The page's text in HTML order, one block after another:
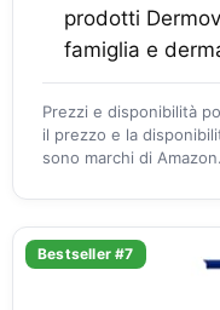
prodotti
famiglia e
Prezzi e disponibilità
il prezzo e la
sono marchi di
Bestseller #7